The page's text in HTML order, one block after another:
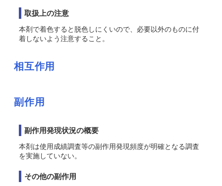
取扱上の注意
本剤で着色すると脱色しにくいので、必要以外のものに付
着しないよう注意すること。
相互作用
副作用
副作用発現状況の概要
本剤は使用成績調査等の副作用発現頻度が明確となる調査
を実施していない。
その他の副作用